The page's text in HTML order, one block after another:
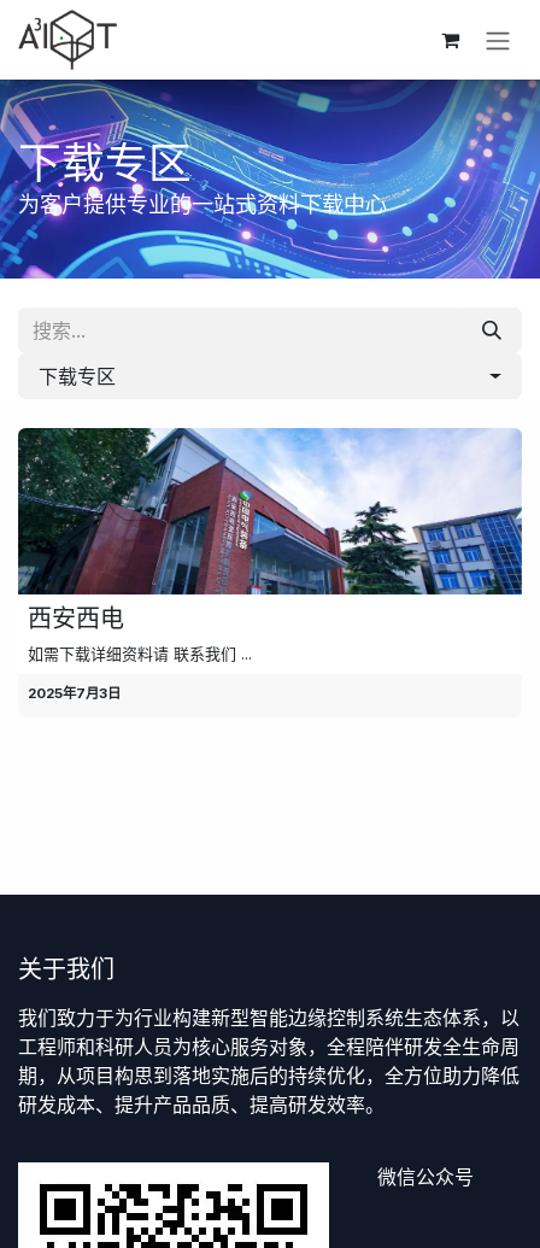
跳至内容
下载专区
为客户提供专业的一站式资料下载中心
下载专区
西安西电
如需下载详细资料请 联系我们 ...
2025年7月3日
关于我们
我们致力于为行业构建新型智能边缘控制系统生态体系，以
工程师和科研人员为核心服务对象，全程陪伴研发全生命周
期，从项目构思到落地实施后的持续优化，全方位助力降低
研发成本、提升产品品质、提高研发效率。
微信公众号